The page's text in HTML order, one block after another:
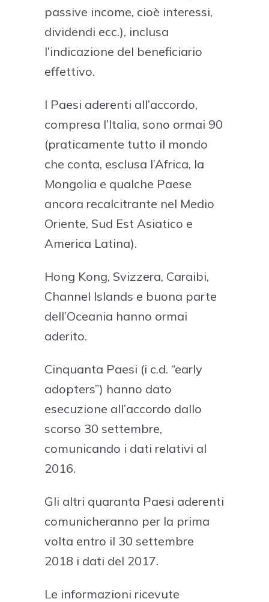
passive income, cioè interessi,
dividendi ecc.), inclusa
l’indicazione del beneficiario
effettivo.
I Paesi aderenti all’accordo,
compresa l’Italia, sono ormai 90
(praticamente tutto il mondo
che conta, esclusa l’Africa, la
Mongolia e qualche Paese
ancora recalcitrante nel Medio
Oriente, Sud Est Asiatico e
America Latina).
Hong Kong, Svizzera, Caraibi,
Channel Islands e buona parte
dell’Oceania hanno ormai
aderito.
Cinquanta Paesi (i c.d. “early
adopters”) hanno dato
esecuzione all’accordo dallo
scorso 30 settembre,
comunicando i dati relativi al
2016.
Gli altri quaranta Paesi aderenti
comunicheranno per la prima
volta entro il 30 settembre
2018 i dati del 2017.
Le informazioni ricevute